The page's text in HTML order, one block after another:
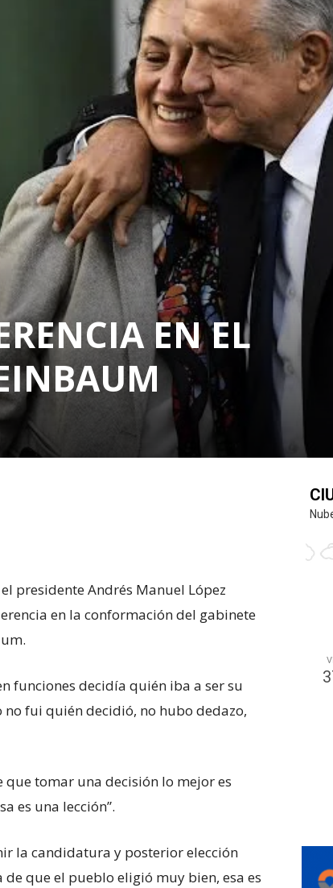
EN EL
el presidente Andrés Manuel López
en la conformación del gabinete
funciones decidía quién iba a ser su
fui quién decidió, no hubo dedazo,
tomar una decisión lo mejor es
es una lección”.
la candidatura y posterior elección
que el pueblo eligió muy bien, esa es